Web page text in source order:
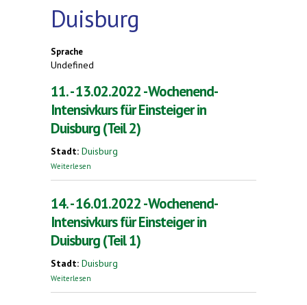
Duisburg
Sprache
Undefined
11. - 13.02.2022 - Wochenend-
Intensivkurs für Einsteiger in
Duisburg (Teil 2)
Stadt: Duisburg
Weiterlesen
14. - 16.01.2022 - Wochenend-
Intensivkurs für Einsteiger in
Duisburg (Teil 1)
Stadt: Duisburg
Weiterlesen